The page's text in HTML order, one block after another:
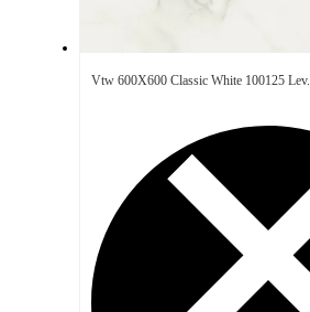
Vtw 600X600 Classic White 100125 Lev.